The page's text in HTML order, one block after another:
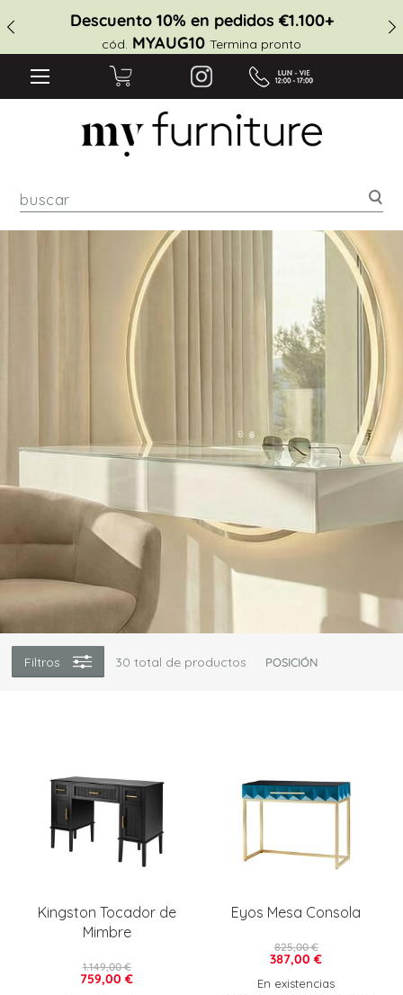
Descuento 10% en pedidos €1.100+
cód. MYAUG10 Termina pronto
Filtros 30 total de productos
Kingston Tocador de
Mimbre
759,00 €
1.149,00 €
Eyos Mesa Consola
387,00 €
825,00 €
En existencias